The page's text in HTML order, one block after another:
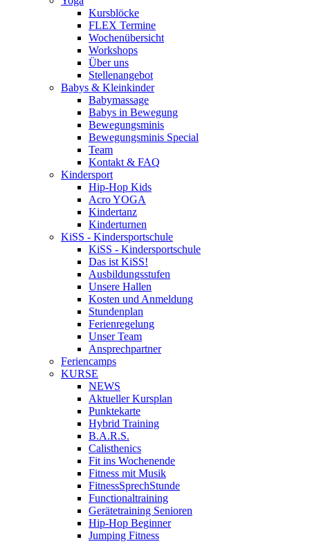
Kursblöcke
FLEX Termine
Wochenübersicht
Workshops
Über uns
Stellenangebot
Babys & Kleinkinder
Babymassage
Babys in Bewegung
Bewegungsminis
Bewegungsminis Special
Team
Kontakt & FAQ
Kindersport
Hip-Hop Kids
Acro YOGA
Kindertanz
Kinderturnen
KiSS - Kindersportschule
KiSS - Kindersportschule
Das ist KiSS!
Ausbildungsstufen
Unsere Hallen
Kosten und Anmeldung
Stundenplan
Ferienregelung
Unser Team
Ansprechpartner
Feriencamps
KURSE
NEWS
Aktueller Kursplan
Punktekarte
Hybrid Training
B.A.R.S.
Calisthenics
Fit ins Wochenende
Fitness mit Musik
FitnessSprechStunde
Functionaltraining
Gerätetraining Senioren
Hip-Hop Beginner
Jumping Fitness